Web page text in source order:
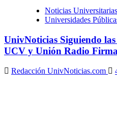
Noticias Universitarias
Universidades
UnivNoticias Siguiendo
UCV y Unión Radio
Redacción UnivNoticias.com